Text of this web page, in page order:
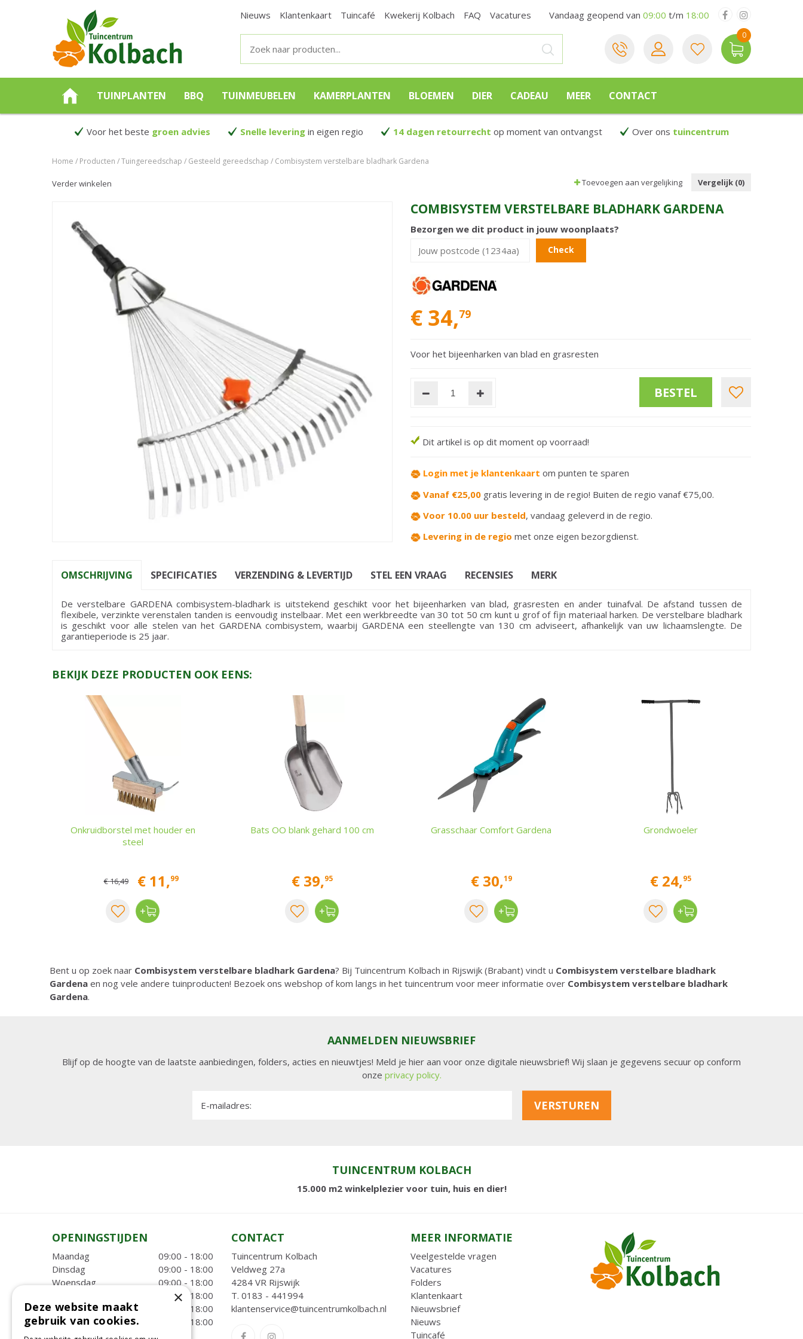
Home Producten Tuingereedschap Gesteeld gereedschap Combisystem verstelbare bladhark Gardena
Nieuws Klantenkaart Tuincafé Kwekerij Kolbach FAQ Vacatures Vandaag geopend van 09:00 t/m 18:00
TUINPLANTEN BBQ TUINMEUBELEN KAMERPLANTEN BLOEMEN DIER CADEAU MEER CONTACT
Voor het beste groen advies Snelle leveringin eigen regio 14 dagen retourrecht op moment van ontvangst Over ons tuincentrum
Verder winkelen Toevoegen aan vergelijking Vergelijk (0)
COMBISYSTEM VERSTELBARE BLADHARK GARDENA
Bezorgen we dit product in jouw woonplaats?
Check
€ 34,79
Voor het bijeenharken van blad en grasresten
Dit artikel is op dit moment op voorraad!
Login met je klantenkaart om punten te sparen
Vanaf €25,00 gratis levering in de regio! Buiten de regio vanaf €75,00.
Voor 10.00 uur besteld, vandaag geleverd in de regio.
Levering in de regio met onze eigen bezorgdienst.
OMSCHRIJVING SPECIFICATIES VERZENDING & LEVERTIJD STEL EEN VRAAG RECENSIES MERK
De verstelbare GARDENA combisystem-bladhark is uitstekend geschikt voor het bijeenharken van blad, grasresten en ander tuinafval. De afstand tussen de
flexibele, verzinkte verenstalen tanden is eenvoudig instelbaar. Met een werkbreedte van 30 tot 50 cm kunt u grof of fijn materiaal harken. De verstelbare bladhark
is geschikt voor alle stelen van het GARDENA combisystem, waarbij GARDENA een steellengte van 130 cm adviseert, afhankelijk van uw lichaamslengte. De
garantieperiode is 25 jaar.
BEKIJK DEZE PRODUCTEN OOK EENS:
Onkruidborstel met houder en
steel
€16,49 € 11,99
Bats OO blank gehard 100 cm
€ 39,95
Grasschaar Comfort Gardena
€ 30,19
Grondwoeler
€ 24,95
Bent u op zoek naar Combisystem verstelbare bladhark Gardena? Bij Tuincentrum Kolbach in Rijswijk (Brabant) vindt u Combisystem verstelbare bladhark
Gardena en nog vele andere tuinproducten! Bezoek ons webshop of kom langs in het tuincentrum voor meer informatie over Combisystem verstelbare bladhark
Gardena.
AANMELDEN NIEUWSBRIEF
Blijf op de hoogte van de laatste aanbiedingen, folders, acties en nieuwtjes! Meld je hier aan voor onze digitale nieuwsbrief! Wij slaan je gegevens secuur op conform
onze privacy policy.
E-mailadres:
TUINCENTRUM KOLBACH
15.000 m2 winkelplezier voor tuin, huis en dier!
OPENINGSTIJDEN
Maandag
09:00 - 18:00
Dinsdag
09:00 - 18:00
Woensdag
09:00 - 18:00
09:00 - 18:00
Vrijdag
09:00 - 18:00
Zaterdag
09:00 - 18:00
CONTACT
Tuincentrum Kolbach
Veldweg 27a
4284 VR Rijswijk
T. 0183 - 441994
klantenservice@tuincentrumkolbach.nl
MEER INFORMATIE
Veelgestelde vragen
Vacatures
Folders
Klantenkaart
Nieuwsbrief
Nieuws
Tuincafé
×
Deze website maakt
gebruik van cookies.